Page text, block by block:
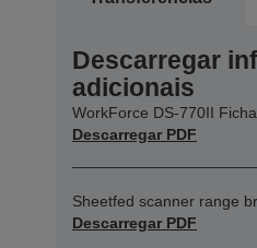
Descarregar
adicionais
WorkForce DS-770II
Descarregar PDF
Sheetfed scanner range
Descarregar PDF